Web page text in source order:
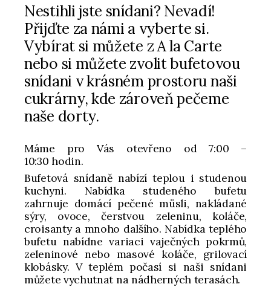
Nestihli jste snídani? Nevadí!
Přijďte za námi a vyberte si.
Vybírat si můžete z A la Carte
nebo si můžete zvolit bufetovou
snídani v krásném prostoru naši
cukrárny, kde zároveň pečeme
naše dorty.
Máme pro Vás otevřeno od 7:00 –
10:30 hodin.
Bufetová snídaně nabízí teplou i studenou
kuchyni. Nabídka studeného bufetu
zahrnuje domácí pečené müsli, nakládané
sýry, ovoce, čerstvou zeleninu, koláče,
croisanty a mnoho dalšího. Nabídka teplého
bufetu nabídne variaci vaječných pokrmů,
zeleninové nebo masové koláče, grilovací
klobásky. V teplém počasí si naši snídani
můžete vychutnat na nádherných terasách.